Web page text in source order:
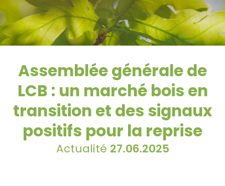
Assemblée générale de
LCB : un marché bois en
transition et des signaux
positifs pour la reprise
Actualité 27.06.2025